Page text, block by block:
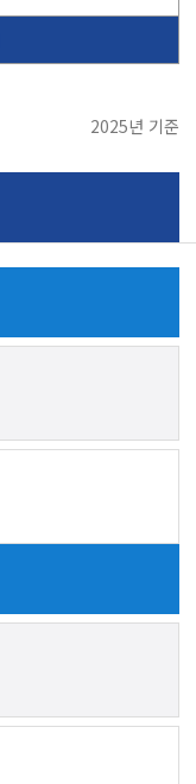
2025년 기준